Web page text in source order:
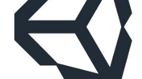
no sabemos dibujar
imágenes, cosa que quita un
gráfica del juego. Una vez
quiero hacer, descargo las
Adobe Illustrator separo los